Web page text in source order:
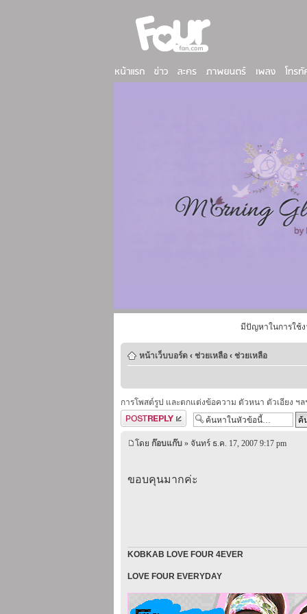
มีปัญหาในการใช้
หน้าเว็บบอร์ด ‹ ช่วยเหลือ ‹ ช่วยเหลือ
การโพสต์รูป และตกแต่งข้อความ ตัวหนา ตัวเอียง ฯล
ตอบกระทู้
โดย ก๊อบแก๊บ » จันทร์ ธ.ค. 17, 2007 9:17 pm
ขอบคุนมากค่ะ
KOBKAB LOVE FOUR 4EVER
LOVE FOUR EVERYDAY